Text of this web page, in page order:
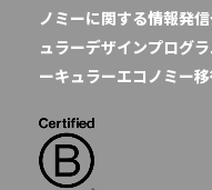
ノミーに関する情報発
ュラーデザインプログ
ーキュラーエコノミー移